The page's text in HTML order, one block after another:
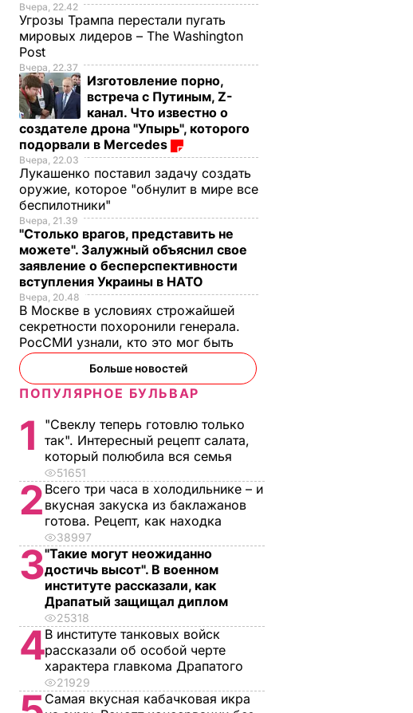
Вчера, 22.42
Угрозы Трампа перестали пугать
мировых лидеров – The Washington
Post
Вчера, 22.37
Изготовление порно,
встреча с Путиным, Z-
канал. Что известно о
создателе дрона "Упырь", которого
подорвали в Mercedes
Вчера, 22.03
Лукашенко поставил задачу создать
оружие, которое "обнулит в мире все
беспилотники"
Вчера, 21.39
"Столько врагов, представить не
можете". Залужный объяснил свое
заявление о бесперспективности
вступления Украины в НАТО
Вчера, 20.48
В Москве в условиях строжайшей
секретности похоронили генерала.
РосСМИ узнали, кто это мог быть
Больше новостей
ПОПУЛЯРНОЕ БУЛЬВАР
1
"Свеклу теперь готовлю только
так". Интересный рецепт салата,
который полюбила вся семья
51651
2 Всего три часа в холодильнике – и
вкусная закуска из баклажанов
готова. Рецепт, как находка
38997
3"Такие могут неожиданно
достичь высот". В военном
институте рассказали, как
Драпатый защищал диплом
25318
4В институте танковых войск
рассказали об особой черте
характера главкома Драпатого
21929
Самая вкусная кабачковая икра